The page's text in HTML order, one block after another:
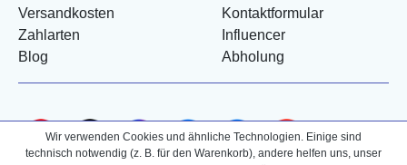
Versandkosten
Zahlarten
Blog
Kontaktformular
Influencer
Abholung
Wir verwenden Cookies und ähnliche Technologien. Einige sind
technisch notwendig (z. B. für den Warenkorb), andere helfen uns, unser